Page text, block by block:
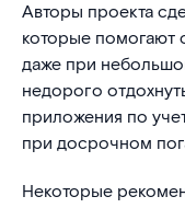
Авторы проекта
которые помогают
даже при
недорого
приложения по
при досрочном
Некоторые